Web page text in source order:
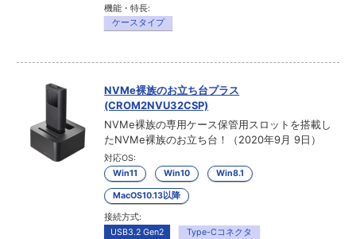
機能・特長:
ケースタイプ
NVMe裸族のお立ち台プラス
(CROM2NVU32CSP)
NVMe裸族の専用ケース保管用スロットを搭載し
たNVMe裸族のお立ち台！（2020年9月 9日）
対応OS:
Win11
Win10 Win8.1
MacOS10.13以降
接続方式:
USB3.2 Gen2
Type-Cコネクタ